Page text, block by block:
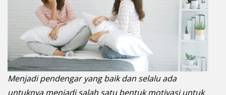
Menjadi pendengar yang baik dan selalu ada
untuknya menjadi salah satu bentuk motivasi untuk